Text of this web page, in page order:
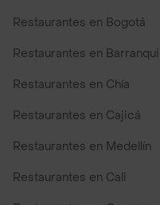
Restaurantes en Bogotá
Restaurantes en
Restaurantes en Chía
Restaurantes en Cajicá
Restaurantes en Medellín
Restaurantes en Cali